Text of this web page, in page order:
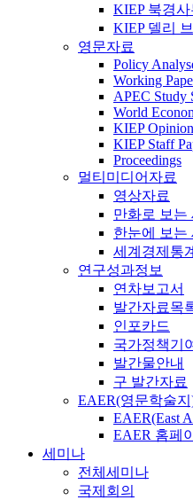
KIEP 북경
KIEP 델리
영문자료
Policy
Working
APEC Study
World
KIEP
KIEP Staff
Proceedings
멀티미디어자료
영상자료
만화로 보는
한눈에 보는
세계경제통계
연구성과정보
연차보고서
발간자료목
인포카드
국가정책기
발간물안내
구 발간자료
EAER(영문학술
EAER(East
EAER 홈페
세미나
전체세미나
국제회의